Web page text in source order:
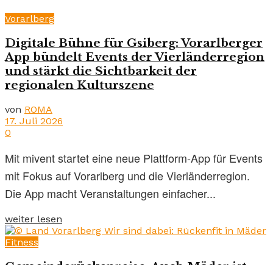
Vorarlberg
Digitale Bühne für Gsiberg: Vorarlberger
App bündelt Events der Vierländerregion
und stärkt die Sichtbarkeit der
regionalen Kulturszene
von ROMA
17. Juli 2026
0
Mit mivent startet eine neue Plattform-App für Events
mit Fokus auf Vorarlberg und die Vierländerregion.
Die App macht Veranstaltungen einfacher...
weiter lesen
Fitness